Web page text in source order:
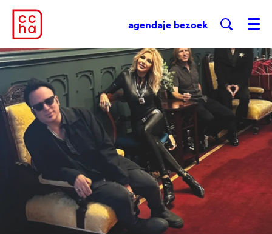
agendaje bezoek Menu